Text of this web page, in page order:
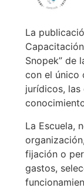
La
Snopek” de
con el único
jurídicos, las
La Escuela,
fijación o
gastos,